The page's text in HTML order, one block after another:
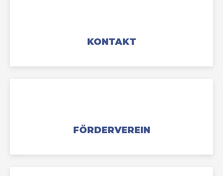
KONTAKT
FÖRDERVEREIN